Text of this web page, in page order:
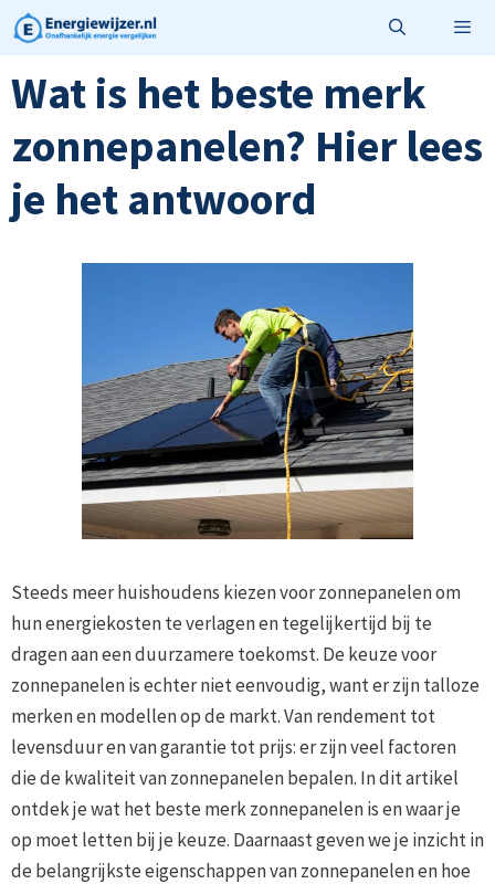
Ga
naar
de
inhoud
Wat is het beste merk
zonnepanelen? Hier lees
je het antwoord
Steeds meer huishoudens kiezen voor zonnepanelen om
hun energiekosten te verlagen en tegelijkertijd bij te
dragen aan een duurzamere toekomst. De keuze voor
zonnepanelen is echter niet eenvoudig, want er zijn talloze
merken en modellen op de markt. Van rendement tot
levensduur en van garantie tot prijs: er zijn veel factoren
die de kwaliteit van zonnepanelen bepalen. In dit artikel
ontdek je wat het beste merk zonnepanelen is en waar je
op moet letten bij je keuze. Daarnaast geven we je inzicht in
de belangrijkste eigenschappen van zonnepanelen en hoe